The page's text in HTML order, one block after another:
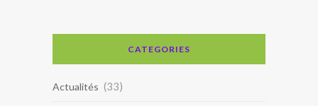
CATEGORIES
Actualités (33)